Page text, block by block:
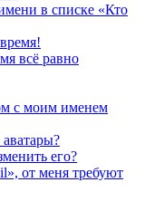
в списке «Кто
всё равно
с моим именем
его?
от меня требуют